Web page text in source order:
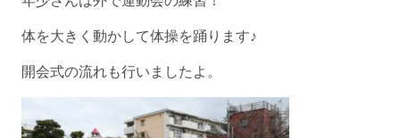
体を大きく動かして体操を踊ります♪
開会式の流れも行いましたよ。